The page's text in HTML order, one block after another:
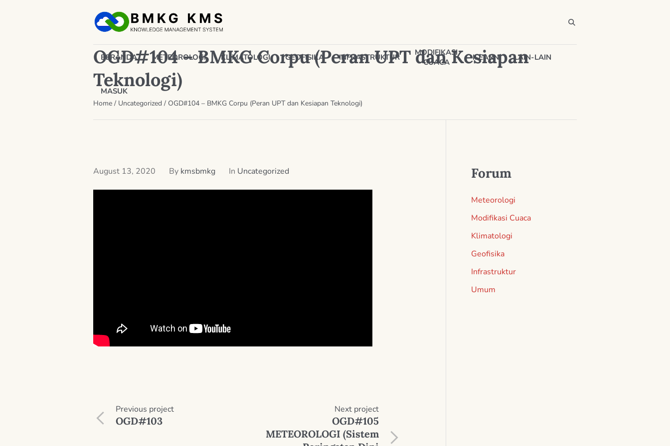
BERANDA METEOROLOGI KLIMATOLOGI GEOFISIKA INFRASTRUKTUR
MODIFIKASI
CUACA
ILEARN LAIN-LAIN
MASUK
OGD#104 – BMKG Corpu (Peran UPT dan Kesiapan
Teknologi)
Home / Uncategorized / OGD#104 – BMKG Corpu (Peran UPT dan Kesiapan Teknologi)
August 13, 2020 By kmsbmkg In Uncategorized
Previous project
OGD#103
Next project
OGD#105
METEOROLOGI (Sistem
Forum
Meteorologi
Modifikasi Cuaca
Klimatologi
Geofisika
Infrastruktur
Umum